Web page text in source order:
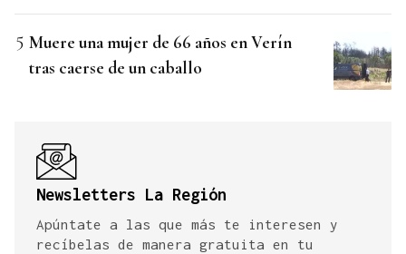
Muere una mujer de 66 años en Verín
tras caerse de un caballo
Newsletters La Región
Apúntate a las que más te interesen y
recíbelas de manera gratuita en tu